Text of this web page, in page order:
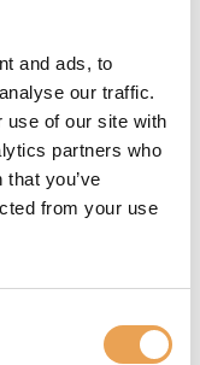
and ads, to
our traffic.
use of our site with
partners who
you’ve
from your use
22.10.14126
Jingwei-SK